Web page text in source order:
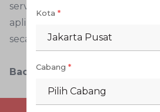
servis berkala di bengkel
aplikasi Digiroom untuk
secara mudah dan praktis.
Baca Juga: Masuk Musim
Kota *
Jakarta Pusat
Cabang *
Pilih Cabang